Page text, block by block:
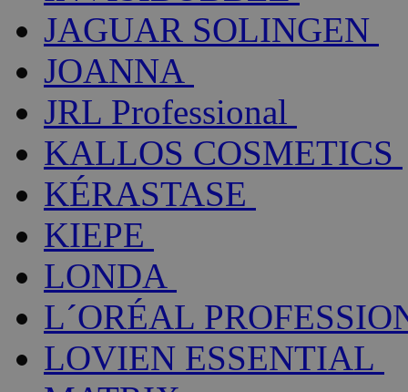
JAGUAR SOLINGEN
JOANNA
JRL Professional
KALLOS COSMETICS
KÉRASTASE
KIEPE
LONDA
L´ORÉAL
LOVIEN ESSENTIAL